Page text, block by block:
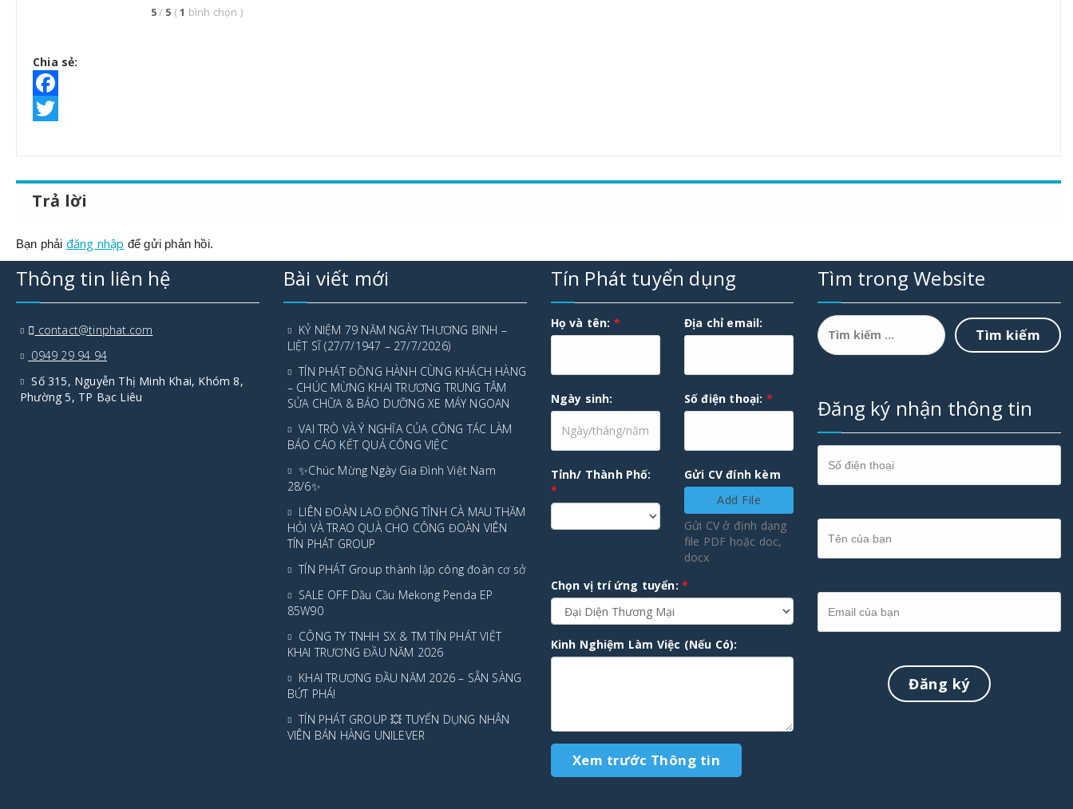
5/ 5 (1 bình chọn )
Chia sẻ:
Facebook
Trả lời
Bạn phải đăng nhập để gửi phản hồi.
Thông tin liên hệ
contact@tinphat.com
0949 29 94 94
Số 315, Nguyễn Thị Minh Khai, Khóm 8,
Phường 5, TP Bạc Liêu
Bài viết mới
KỶ NIỆM 79 NĂM NGÀY THƯƠNG BINH –
LIỆT SĨ (27/7/1947 – 27/7/2026)
TÍN PHÁT ĐỒNG HÀNH CÙNG KHÁCH HÀNG
– CHÚC MỪNG KHAI TRƯƠNG TRUNG TÂM
SỬA CHỮA & BẢO DƯỠNG XE MÁY NGOAN
VAI TRÒ VÀ Ý NGHĨA CỦA CÔNG TÁC LÀM
BÁO CÁO KẾT QUẢ CÔNG VIỆC
✨Chúc Mừng Ngày Gia Đình Việt Nam
28/6✨
LIÊN ĐOÀN LAO ĐỘNG TỈNH CÀ MAU THĂM
HỎI VÀ TRAO QUÀ CHO CÔNG ĐOÀN VIÊN
TÍN PHÁT GROUP
TÍN PHÁT Group thành lập công đoàn cơ sở
SALE OFF Dầu Cầu Mekong Penda EP
85W90
CÔNG TY TNHH SX & TM TÍN PHÁT VIỆT
KHAI TRƯƠNG ĐẦU NĂM 2026
KHAI TRƯƠNG ĐẦU NĂM 2026 – SẴN SÀNG
BỨT PHÁ!
TÍN PHÁT GROUP 💥 TUYỂN DỤNG NHÂN
VIÊN BÁN HÀNG UNILEVER
Tín Phát tuyển dụng
Họ và tên: * Địa chỉ email:
Ngày sinh:
Tỉnh/ Thành Phố:
*
Số điện thoại: *
Gửi CV đính kèm
Add File
Gửi CV ở định dạng
file PDF hoặc doc,
docx
Chọn vị trí ứng tuyển:*
Kinh Nghiệm Làm Việc (Nếu Có):
Tìm trong Website
Tìm
kiếm
cho:
Đăng ký nhận thông tin